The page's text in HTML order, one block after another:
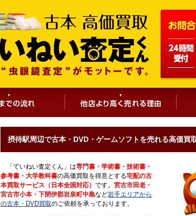
摂待駅周辺で古本・DVD・ゲームソフトを売れる高価買
「ていねい査定くん」は専門書・学術書・技術書・
参考書・大学教科書の高価買取を得意とする宅配の古
本買取サービス（日本全国対応） です。 宮古市田老・
宮古市小本・下閉伊郡岩泉町中島など岩手エリアから
の古本・DVD買取のご依頼を承っております。